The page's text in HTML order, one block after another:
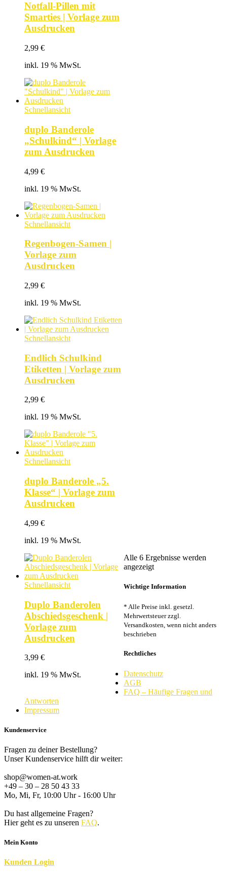
Notfall-Pillen mit
Smarties | Vorlage zum
Ausdrucken
2,99 €
inkl. 19 % MwSt.
Schnellansicht
duplo Banderole
„Schulkind“ | Vorlage
zum Ausdrucken
4,99 €
inkl. 19 % MwSt.
Schnellansicht
Regenbogen-Samen |
Vorlage zum
Ausdrucken
2,99 €
inkl. 19 % MwSt.
Schnellansicht
Endlich Schulkind
Etiketten | Vorlage zum
Ausdrucken
2,99 €
inkl. 19 % MwSt.
Schnellansicht
duplo Banderole „5.
Klasse“ | Vorlage zum
Ausdrucken
4,99 €
inkl. 19 % MwSt.
Schnellansicht
Duplo Banderolen
Abschiedsgeschenk |
Vorlage zum
Ausdrucken
3,99 €
inkl. 19 % MwSt.
Alle 6 Ergebnisse werden
angezeigtNach
sortiert
Wichtige Information
* Alle Preise inkl. gesetzl.
Mehrwertsteuer zzgl.
Versandkosten, wenn nicht anders
beschrieben
Rechtliches
Datenschutz
AGB
FAQ – Häufige Fragen und
Antworten
Impressum
Kundenservice
Fragen zu deiner Bestellung?
Unser Kundenservice hilft dir weiter:
shop@women-at.work
+49 – 30 – 28 50 43 33
Mo, Mi, Fr, 10:00 Uhr - 16:00 Uhr
Du hast allgemeine Fragen?
Hier geht es zu unseren FAQ.
Mein Konto
Kunden Login